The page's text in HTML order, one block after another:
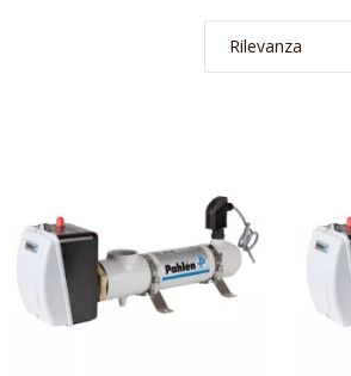
Rilevanza